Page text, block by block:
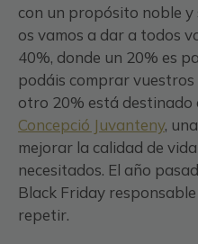
con un propósito noble y
os vamos a dar a todos
40%, donde un 20% es
podáis comprar
otro 20% está destinado
Concepció Juvanteny,
mejorar la calidad de
necesitados. El año
Black Friday
repetir.